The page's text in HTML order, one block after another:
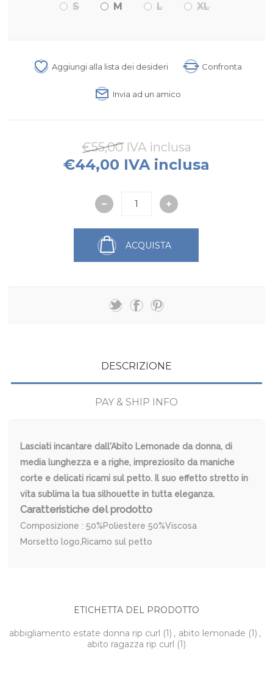
S M L XL
Aggiungi alla lista dei desideri Confronta
Invia ad un amico
€55,00 IVA inclusa
€44,00 IVA inclusa
ACQUISTA
DESCRIZIONE
PAY & SHIP INFO
Lasciati incantare dall'Abito Lemonade da donna, di
media lunghezza e a righe, impreziosito da maniche
corte e delicati ricami sul petto. Il suo effetto stretto in
vita sublima la tua silhouette in tutta eleganza.
Caratteristiche del prodotto
Composizione : 50%Poliestere 50%Viscosa
Morsetto logo,Ricamo sul petto
ETICHETTA DEL PRODOTTO
abbigliamento estate donna rip curl (1) , abito lemonade (1) ,
abito ragazza rip curl (1)